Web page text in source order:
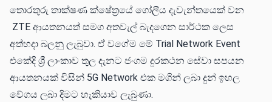
තොරතුරු තාක්ෂණ ක්ෂේත්‍රයේ ගෝලීය දැවැන්තයෙක් වන
ZTE ආයතනයත් සමග අතවැල් බැදගෙන සාර්ථක ලෙස
අත්හදා බලනු ලැබුවා. ඒ වගේම මේ Trial Network Event
එකේදි ශ්‍රී ලාංකාව තුල දැන⁣ට ජංගම දුරකථන සේවා සපයන
ආයතනයක් විසින් 5G Network එක මගින් ලබා දුන් ඉහල
වේගය ලබා දිමට හැකියාව ලැබුණා.